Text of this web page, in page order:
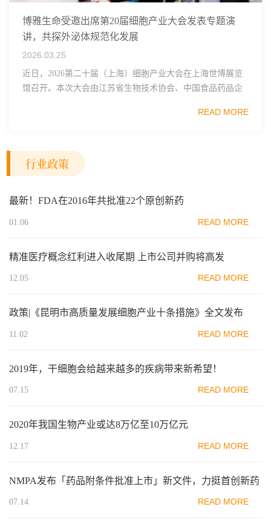
博雅生命受邀出席第20届细胞产业大会发表专题演
讲，共探外泌体规范化发展
2026.03.25
近日，2026第二十届（上海）细胞产业大会在上海世博展览
馆召开。本次大会由江苏省生物技术协会、中国食品药品企
范区生物医药行业协会、瑞士日内瓦长寿科学...
READ MORE
行业政策
最新！FDA在2016年共批准22个原创新药
01.06 READ MORE
精准医疗概念红利进入收尾期 上市公司并购将高发
12.05 READ MORE
政策|《昆明市高质量发展细胞产业十条措施》全文发布
11.02 READ MORE
2019年，干细胞会给越来越多的疾病带来新希望！
07.15 READ MORE
2020年我国生物产业或达8万亿至10万亿元
12.17 READ MORE
NMPA发布「药品附条件批准上市」新文件，力挺首创新药
07.14 READ MORE